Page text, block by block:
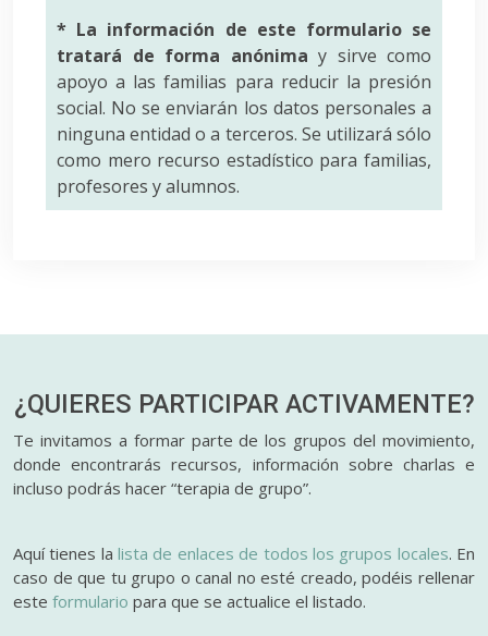
* La información de este formulario se
tratará de forma anónima y sirve como
apoyo a las familias para reducir la presión
social. No se enviarán los datos personales a
ninguna entidad o a terceros. Se utilizará sólo
como mero recurso estadístico para familias,
profesores y alumnos.
¿QUIERES PARTICIPAR ACTIVAMENTE?
Te invitamos a formar parte de los grupos del movimiento,
donde encontrarás recursos, información sobre charlas e
incluso podrás hacer “terapia de grupo”.
Aquí tienes lalista de enlaces de todos los grupos locales. En
caso de que tu grupo o canal no esté creado, podéis rellenar
este formulario para que se actualice el listado.